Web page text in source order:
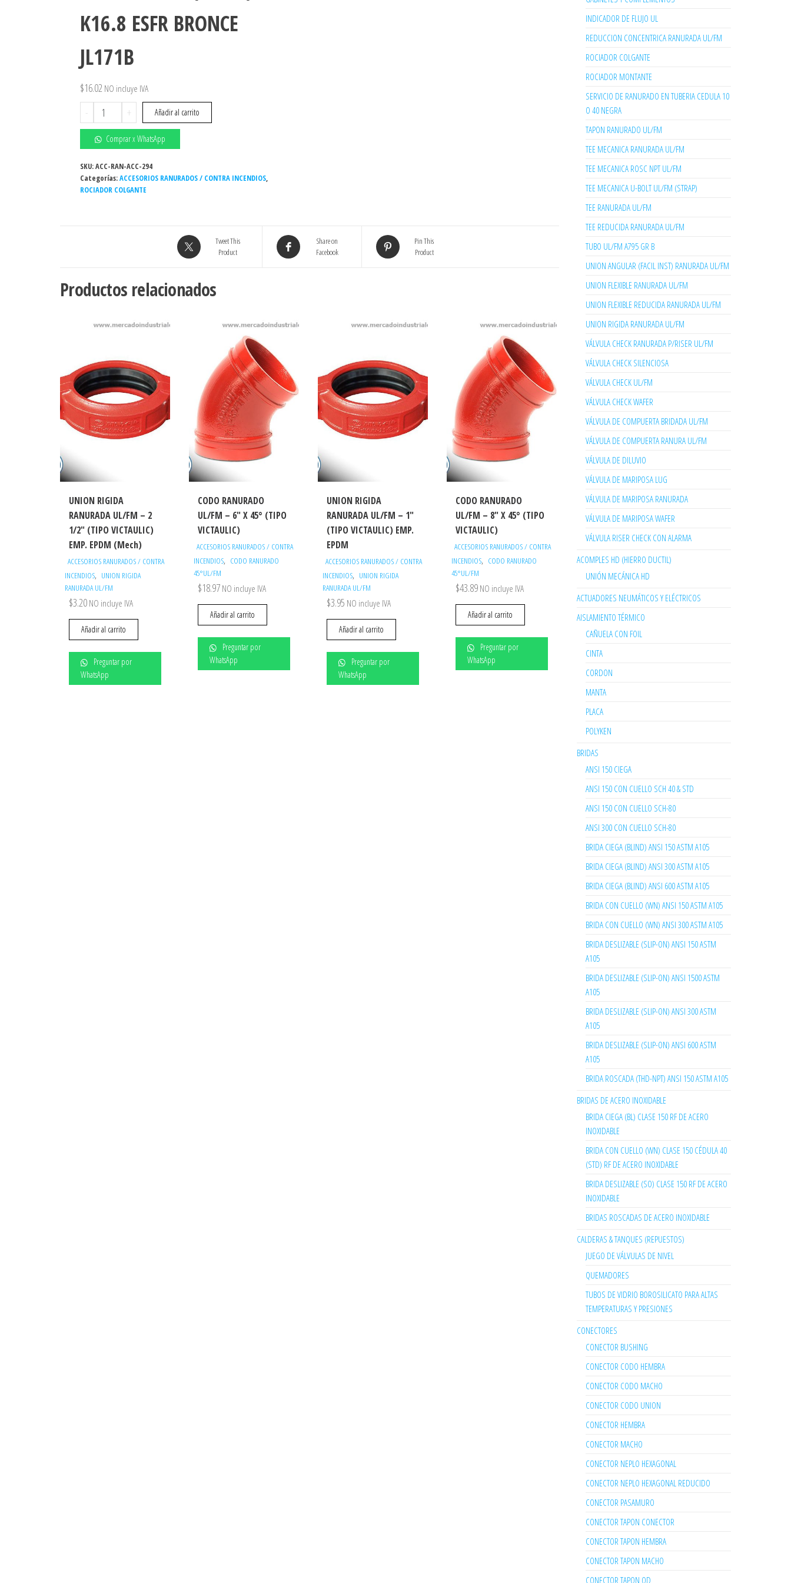
K16.8 ESFR BRONCE
JL171B
$16.02 NO incluye IVA
-
ROCIADOR
COLGANTE
JL-
17
3/4"
74°C
(165°F)
+ Añadir al carrito
Comprar x WhatsApp
SKU:ACC-RAN-ACC-294
Categorías:ACCESORIOS RANURADOS / CONTRA INCENDIOS,
ROCIADOR COLGANTE
Tweet This
Product
Share on
Facebook
Pin This
Product
Productos relacionados
UNION RIGIDA
RANURADA UL/FM – 2
1/2″ (TIPO VICTAULIC)
EMP. EPDM (Mech)
ACCESORIOS RANURADOS / CONTRA
INCENDIOS, UNION RIGIDA
RANURADA UL/FM
$3.20 NO incluye IVA
Añadir al carrito
Preguntar por
WhatsApp
CODO RANURADO
UL/FM – 6″ X 45° (TIPO
VICTAULIC)
ACCESORIOS RANURADOS / CONTRA
INCENDIOS, CODO RANURADO
45°UL/FM
$18.97 NO incluye IVA
Añadir al carrito
Preguntar por
WhatsApp
UNION RIGIDA
RANURADA UL/FM – 1″
(TIPO VICTAULIC) EMP.
EPDM
ACCESORIOS RANURADOS / CONTRA
INCENDIOS, UNION RIGIDA
RANURADA UL/FM
$3.95 NO incluye IVA
Añadir al carrito
Preguntar por
WhatsApp
CODO RANURADO
UL/FM – 8″ X 45° (TIPO
VICTAULIC)
ACCESORIOS RANURADOS / CONTRA
INCENDIOS, CODO RANURADO
45°UL/FM
$43.89 NO incluye IVA
Añadir al carrito
Preguntar por
WhatsApp
INDICADOR DE FLUJO UL
REDUCCION CONCENTRICA RANURADA UL/FM
ROCIADOR COLGANTE
ROCIADOR MONTANTE
SERVICIO DE RANURADO EN TUBERIA CEDULA 10
O 40 NEGRA
TAPON RANURADO UL/FM
TEE MECANICA RANURADA UL/FM
TEE MECANICA ROSC NPT UL/FM
TEE MECANICA U-BOLT UL/FM (STRAP)
TEE RANURADA UL/FM
TEE REDUCIDA RANURADA UL/FM
TUBO UL/FM A795 GR B
UNION ANGULAR (FACIL INST) RANURADA UL/FM
UNION FLEXIBLE RANURADA UL/FM
UNION FLEXIBLE REDUCIDA RANURADA UL/FM
UNION RIGIDA RANURADA UL/FM
VÁLVULA CHECK RANURADA P/RISER UL/FM
VÁLVULA CHECK SILENCIOSA
VÁLVULA CHECK UL/FM
VÁLVULA CHECK WAFER
VÁLVULA DE COMPUERTA BRIDADA UL/FM
VÁLVULA DE COMPUERTA RANURA UL/FM
VÁLVULA DE DILUVIO
VÁLVULA DE MARIPOSA LUG
VÁLVULA DE MARIPOSA RANURADA
VÁLVULA DE MARIPOSA WAFER
VÁLVULA RISER CHECK CON ALARMA
ACOMPLES HD (HIERRO DUCTIL)
UNIÓN MECÁNICA HD
ACTUADORES NEUMÁTICOS Y ELÉCTRICOS
AISLAMIENTO TÉRMICO
CAÑUELA CON FOIL
CINTA
CORDON
MANTA
PLACA
POLYKEN
BRIDAS
ANSI 150 CIEGA
ANSI 150 CON CUELLO SCH 40 & STD
ANSI 150 CON CUELLO SCH-80
ANSI 300 CON CUELLO SCH-80
BRIDA CIEGA (BLIND) ANSI 150 ASTM A105
BRIDA CIEGA (BLIND) ANSI 300 ASTM A105
BRIDA CIEGA (BLIND) ANSI 600 ASTM A105
BRIDA CON CUELLO (WN) ANSI 150 ASTM A105
BRIDA CON CUELLO (WN) ANSI 300 ASTM A105
BRIDA DESLIZABLE (SLIP-ON) ANSI 150 ASTM
A105
BRIDA DESLIZABLE (SLIP-ON) ANSI 1500 ASTM
A105
BRIDA DESLIZABLE (SLIP-ON) ANSI 300 ASTM
A105
BRIDA DESLIZABLE (SLIP-ON) ANSI 600 ASTM
A105
BRIDA ROSCADA (THD-NPT) ANSI 150 ASTM A105
BRIDAS DE ACERO INOXIDABLE
BRIDA CIEGA (BL) CLASE 150 RF DE ACERO
INOXIDABLE
BRIDA CON CUELLO (WN) CLASE 150 CÉDULA 40
(STD) RF DE ACERO INOXIDABLE
BRIDA DESLIZABLE (SO) CLASE 150 RF DE ACERO
INOXIDABLE
BRIDAS ROSCADAS DE ACERO INOXIDABLE
CALDERAS & TANQUES (REPUESTOS)
JUEGO DE VÁLVULAS DE NIVEL
QUEMADORES
TUBOS DE VIDRIO BOROSILICATO PARA ALTAS
TEMPERATURAS Y PRESIONES
CONECTORES
CONECTOR BUSHING
CONECTOR CODO HEMBRA
CONECTOR CODO MACHO
CONECTOR CODO UNION
CONECTOR HEMBRA
CONECTOR MACHO
CONECTOR NEPLO HEXAGONAL
CONECTOR NEPLO HEXAGONAL REDUCIDO
CONECTOR PASAMURO
CONECTOR TAPON CONECTOR
CONECTOR TAPON HEMBRA
CONECTOR TAPON MACHO
CONECTOR TAPON OD